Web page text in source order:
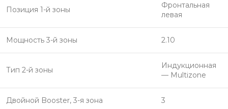
Позиция 1-й зоны
Фронтальная
левая
Мощность 3-й зоны 2.10
Тип 2-й зоны
Индукционная
— Multizone
Двойной Booster, 3-я зона 3